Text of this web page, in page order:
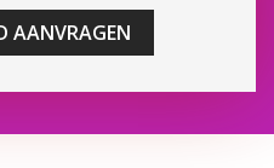
AANVRAGEN